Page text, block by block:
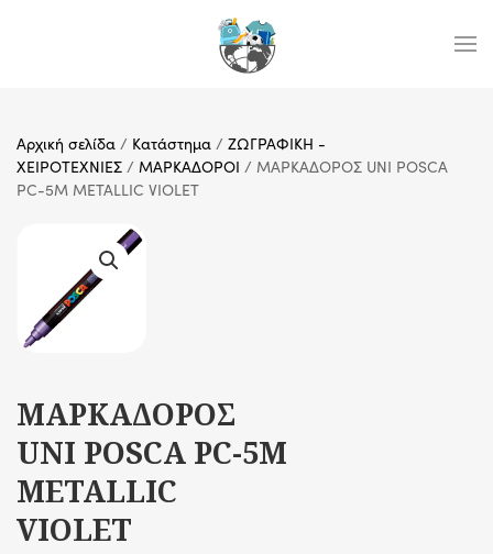
Αρχική σελίδα / Κατάστημα / ΖΩΓΡΑΦΙΚΗ -
ΧΕΙΡΟΤΕΧΝΙΕΣ / ΜΑΡΚΑΔΟΡΟΙ / ΜΑΡΚΑΔΟΡΟΣ UNI POSCA
PC-5M METALLIC VIOLET
ΜΑΡΚΑΔΟΡΟΣ
UNI POSCA PC-5M
METALLIC
VIOLET